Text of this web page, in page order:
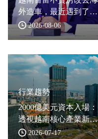
外造車，最近遇到了哪
些難題？
2026-08-06
行業趨勢
2000億美元資本入場：
透視越南核心產業新格
局 2026-07-17